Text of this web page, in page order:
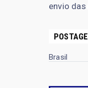
envio
Brasil